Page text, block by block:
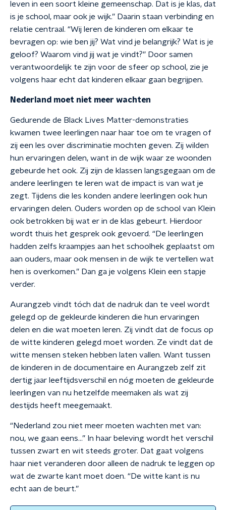
leven in een soort kleine gemeenschap. Dat is je klas, dat
is je school, maar ook je wijk.” Daarin staan verbinding en
relatie centraal. “Wij leren de kinderen om elkaar te
bevragen op: wie ben jij? Wat vind je belangrijk? Wat is je
geloof? Waarom vind jij wat je vindt?” Door samen
verantwoordelijk te zijn voor de sfeer op school, zie je
volgens haar echt dat kinderen elkaar gaan begrijpen.
Nederland moet niet meer wachten
Gedurende de Black Lives Matter-demonstraties
kwamen twee leerlingen naar haar toe om te vragen of
zij een les over discriminatie mochten geven. Zij wilden
hun ervaringen delen, want in de wijk waar ze woonden
gebeurde het ook. Zij zijn de klassen langsgegaan om de
andere leerlingen te leren wat de impact is van wat je
zegt. Tijdens die les konden andere leerlingen ook hun
ervaringen delen. Ouders worden op de school van Klein
ook betrokken bij wat er in de klas gebeurt. Hierdoor
wordt thuis het gesprek ook gevoerd. “De leerlingen
hadden zelfs kraampjes aan het schoolhek geplaatst om
aan ouders, maar ook mensen in de wijk te vertellen wat
hen is overkomen.” Dan ga je volgens Klein een stapje
verder.
Aurangzeb vindt tóch dat de nadruk dan te veel wordt
gelegd op de gekleurde kinderen die hun ervaringen
delen en die wat moeten leren. Zij vindt dat de focus op
de witte kinderen gelegd moet worden. Ze vindt dat de
witte mensen steken hebben laten vallen. Want tussen
de kinderen in de documentaire en Aurangzeb zelf zit
dertig jaar leeftijdsverschil en nóg moeten de gekleurde
leerlingen van nu hetzelfde meemaken als wat zij
destijds heeft meegemaakt.
“Nederland zou niet meer moeten wachten met van:
nou, we gaan eens…” In haar beleving wordt het verschil
tussen zwart en wit steeds groter. Dat gaat volgens
haar niet veranderen door alleen de nadruk te leggen op
wat de zwarte kant moet doen. “De witte kant is nu
echt aan de beurt.”